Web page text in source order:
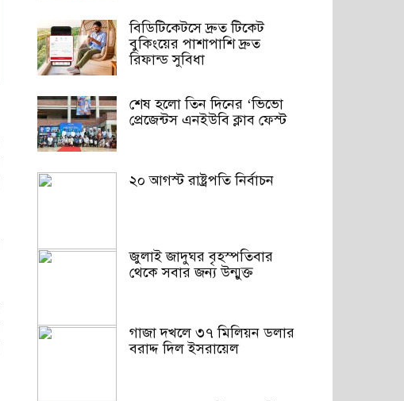
বিডিটিকেটসে দ্রুত টিকেট
বুকিংয়ের পাশাপাশি দ্রুত
রিফান্ড সুবিধা
শেষ হলো তিন দিনের ‘ভিভো
প্রেজেন্টস এনইউবি ক্লাব ফেস্ট
২০ আগস্ট রাষ্ট্রপতি নির্বাচন
জুলাই জাদুঘর বৃহস্পতিবার
থেকে সবার জন্য উন্মুক্ত
গাজা দখলে ৩৭ মিলিয়ন ডলার
বরাদ্দ দিল ইসরায়েল